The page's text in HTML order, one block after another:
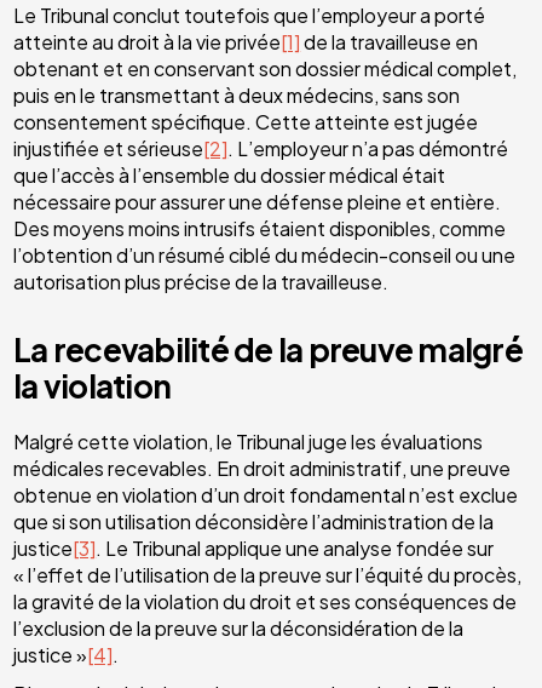
Le Tribunal conclut toutefois que l’employeur a porté
atteinte au droit à la vie privée[1]de la travailleuse en
obtenant et en conservant son dossier médical complet,
puis en le transmettant à deux médecins, sans son
consentement spécifique. Cette atteinte est jugée
injustifiée et sérieuse[2]. L’employeur n’a pas démontré
que l’accès à l’ensemble du dossier médical était
nécessaire pour assurer une défense pleine et entière.
Des moyens moins intrusifs étaient disponibles, comme
l’obtention d’un résumé ciblé du médecin-conseil ou une
autorisation plus précise de la travailleuse.
La recevabilité de la preuve malgré
la violation
Malgré cette violation, le Tribunal juge les évaluations
médicales recevables. En droit administratif, une preuve
obtenue en violation d’un droit fondamental n’est exclue
que si son utilisation déconsidère l’administration de la
justice[3]. Le Tribunal applique une analyse fondée sur
« l’effet de l’utilisation de la preuve sur l’équité du procès,
la gravité de la violation du droit et ses conséquences de
l’exclusion de la preuve sur la déconsidération de la
justice »[4].